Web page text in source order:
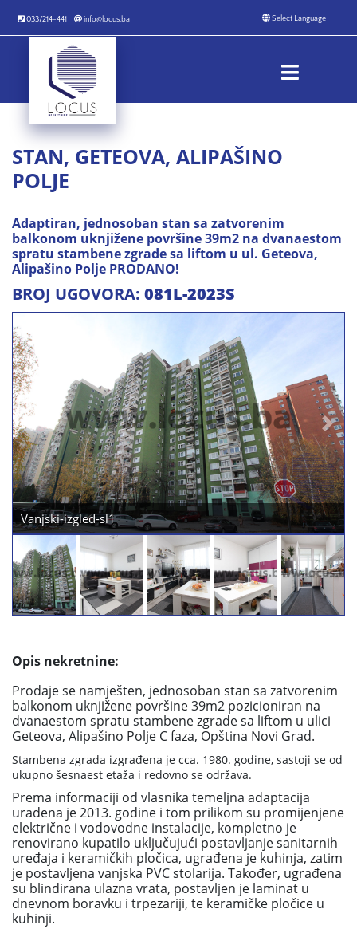
033/214-441 info@locus.ba
STAN, GETEOVA, ALIPAŠINO
POLJE
Adaptiran, jednosoban stan sa zatvorenim
balkonom uknjižene površine 39m2 na dvanaestom
spratu stambene zgrade sa liftom u ul. Geteova,
Alipašino Polje PRODANO!
BROJ UGOVORA: 081L-2023S
Dnevni-boravak-sl1
Previous Next
Opis nekretnine:
Prodaje se namješten, jednosoban stan sa zatvorenim
balkonom uknjižene površine 39m2 pozicioniran na
dvanaestom spratu stambene zgrade sa liftom u ulici
Geteova, Alipašino Polje C faza, Opština Novi Grad.
Stambena zgrada izgrađena je cca. 1980. godine, sastoji se od
ukupno šesnaest etaža i redovno se održava.
Prema informaciji od vlasnika temeljna adaptacija
urađena je 2013. godine i tom prilikom su promijenjene
električne i vodovodne instalacije, kompletno je
renovirano kupatilo uključujući postavljanje sanitarnih
uređaja i keramičkih pločica, ugrađena je kuhinja, zatim
je postavljena vanjska PVC stolarija. Također, ugrađena
su blindirana ulazna vrata, postavljen je laminat u
dnevnom boravku i trpezariji, te keramičke pločice u
kuhinji.